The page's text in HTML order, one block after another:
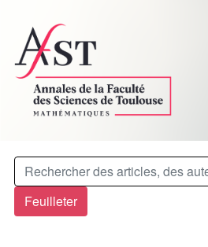
Feuilleter